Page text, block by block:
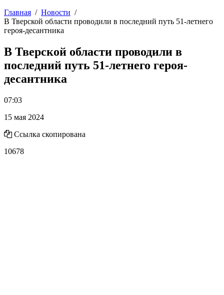
Главная
Новости
В Тверской области проводили в последний путь 51-летнего
героя-десантника
В Тверской области проводили в
последний путь 51-летнего героя-
десантника
07:03
15 мая 2024
Ссылка скопирована
10678